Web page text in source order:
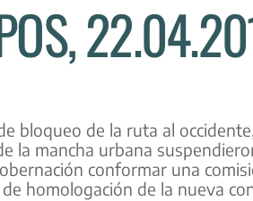
bloqueo de la ruta al
la mancha urbana
conformar una
homologación de la nueva